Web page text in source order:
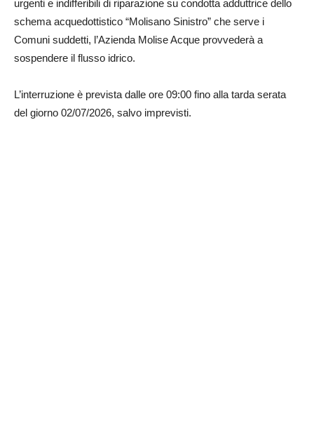
urgenti e indifferibili di riparazione su condotta adduttrice dello
schema acquedottistico “Molisano Sinistro” che serve i
Comuni suddetti, l’Azienda Molise Acque provvederà a
sospendere il flusso idrico.
L’interruzione è prevista dalle ore 09:00 fino alla tarda serata
del giorno 02/07/2026, salvo imprevisti.